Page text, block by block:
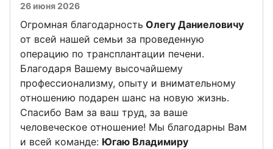
26 июня 2026
Огромная благодарность Олегу Даниеловичу
от всей нашей семьи за проведенную
операцию по трансплантации печени.
Благодаря Вашему высочайшему
профессионализму, опыту и внимательному
отношению подарен шанс на новую жизнь.
Спасибо Вам за ваш труд, за ваше
человеческое отношение! Мы благодарны Вам
и всей команде: Югаю Владимиру